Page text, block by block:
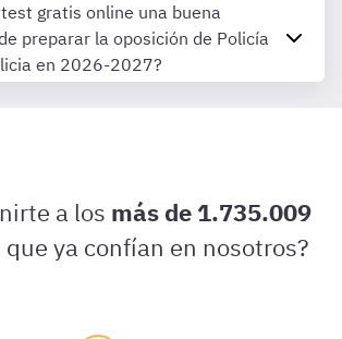
test gratis online una buena
preparar la oposición de Policía
en 2026-2027?
a los más de 1.735.009
ya confían en nosotros?